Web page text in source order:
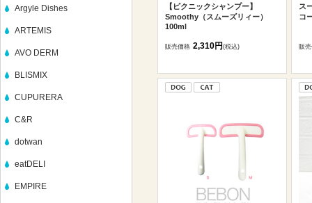
Argyle Dishes
ARTEMIS
AVO DERM
BLISMIX
CUPURERA
C&R
dotwan
eatDELI
EMPIRE
【ピクニックシャンプー】
Smoothy（スムーズリィー）
100ml
販売価格 2,310円(税込)
ス
コ
販